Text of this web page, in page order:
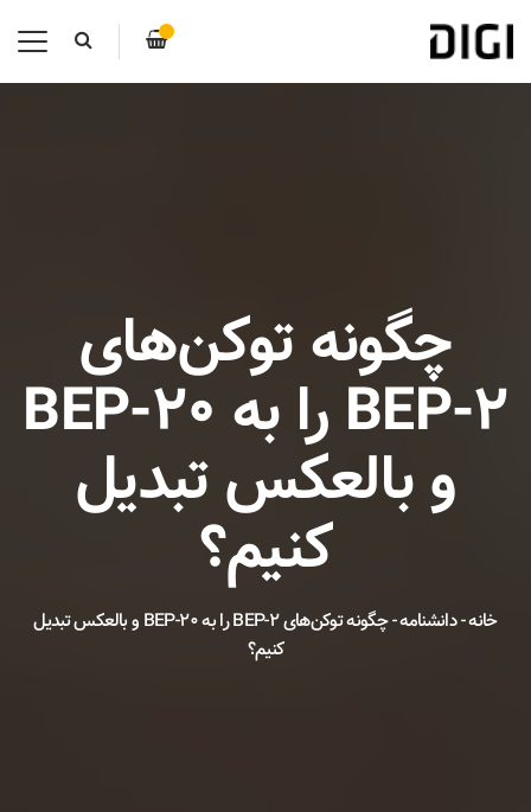
چگونه توکن‌های
BEP-2 را به BEP-20
و بالعکس تبدیل
کنیم؟
خانه-دانشنامه-
چگونه توکن‌های BEP-2 را به BEP-20 و بالعکس تبدیل
کنیم؟